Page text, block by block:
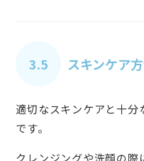
3.5 スキンケア
適切なスキンケアと十分
です。